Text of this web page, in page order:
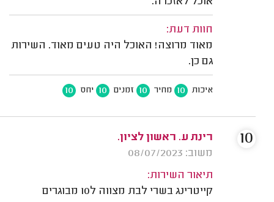
חוות דעת:
מאוד מרוצה! האוכל היה טעים מאוד. השירות
גם כן.
איכות 10 מחיר 10 זמנים 10 יחס 10
רינת ע. ראשון לציון.
משוב: 08/07/2023
תיאור השירות:
קייטרינג בשרי לבת מצווה ל10 מבוגרים
10